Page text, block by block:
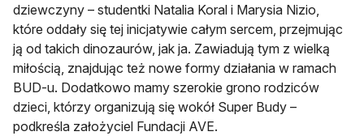
dziewczyny – studentki Natalia Koral i Marysia Nizio,
które oddały się tej inicjatywie całym sercem, przejmując
ją od takich dinozaurów, jak ja. Zawiadują tym z wielką
miłością, znajdując też nowe formy działania w ramach
BUD-u. Dodatkowo mamy szerokie grono rodziców
dzieci, którzy organizują się wokół Super Budy –
podkreśla założyciel Fundacji AVE.